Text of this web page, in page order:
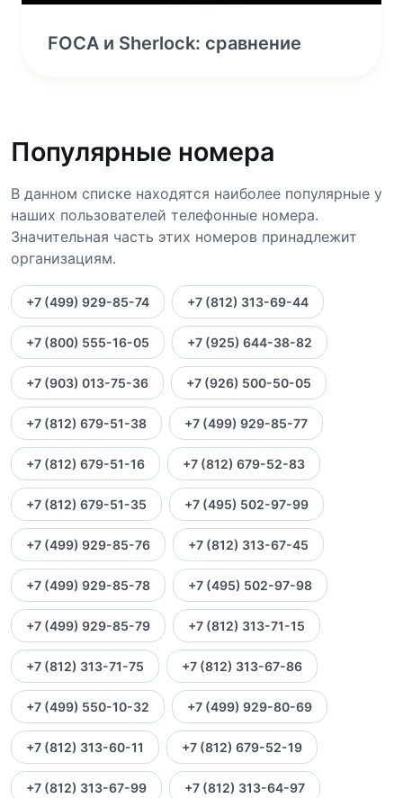
FOCA и Sherlock: сравнение
Популярные номера
В данном списке находятся наиболее популярные у
наших пользователей телефонные номера.
Значительная часть этих номеров принадлежит
организациям.
+7 (499) 929-85-74 +7 (812) 313-69-44
+7 (800) 555-16-05 +7 (925) 644-38-82
+7 (903) 013-75-36 +7 (926) 500-50-05
+7 (812) 679-51-38 +7 (499) 929-85-77
+7 (812) 679-51-16 +7 (812) 679-52-83
+7 (812) 679-51-35 +7 (495) 502-97-99
+7 (499) 929-85-76 +7 (812) 313-67-45
+7 (499) 929-85-78 +7 (495) 502-97-98
+7 (499) 929-85-79 +7 (812) 313-71-15
+7 (812) 313-71-75 +7 (812) 313-67-86
+7 (499) 550-10-32 +7 (499) 929-80-69
+7 (812) 313-60-11 +7 (812) 679-52-19
+7 (812) 313-67-99 +7 (812) 313-64-97